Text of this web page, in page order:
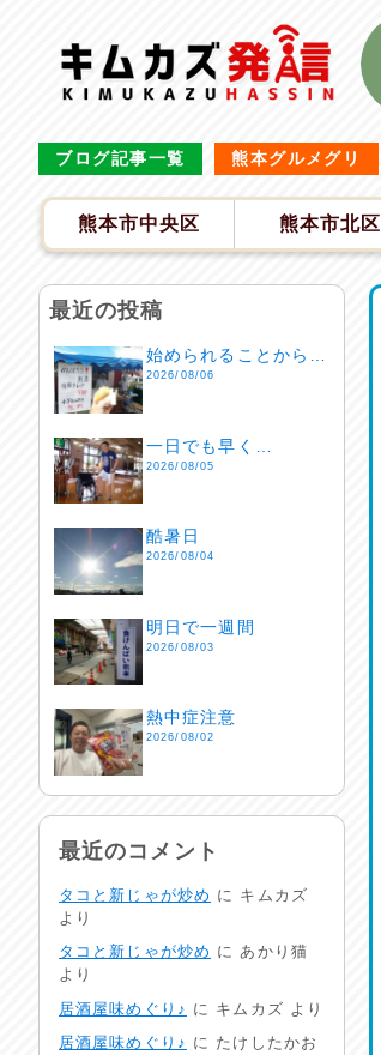
ブログ記事一覧 熊本グルメグリ
熊本市中央区 熊本市北区
最近の投稿
始められることから…
2026/08/06
一日でも早く…
2026/08/05
酷暑日
2026/08/04
明日で一週間
2026/08/03
熱中症注意
2026/08/02
生活支援情報
2026/07/30
最近のコメント
タコと新じゃが炒め に キムカズ
より
タコと新じゃが炒め にあかり猫
より
居酒屋味めぐり♪ に キムカズ より
居酒屋味めぐり♪ に たけしたかお